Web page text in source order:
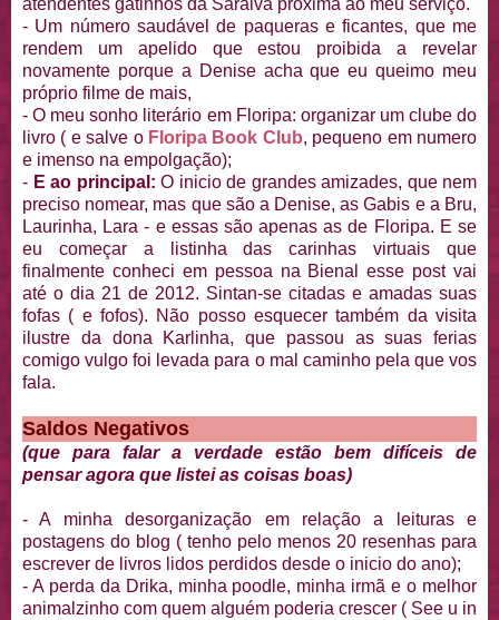
atendentes gatinhos da Saraiva próxima ao meu serviço.
- Um número saudável de paqueras e ficantes, que me
rendem um apelido que estou proibida a revelar
novamente porque a Denise acha que eu queimo meu
próprio filme de mais,
- O meu sonho literário em Floripa: organizar um clube do
livro ( e salve oFloripa Book Club, pequeno em numero
e imenso na empolgação);
- E ao principal: O inicio de grandes amizades, que nem
preciso nomear, mas que são a Denise, as Gabis e a Bru,
Laurinha, Lara - e essas são apenas as de Floripa. E se
eu começar a listinha das carinhas virtuais que
finalmente conheci em pessoa na Bienal esse post vai
até o dia 21 de 2012. Sintan-se citadas e amadas suas
fofas ( e fofos). Não posso esquecer também da visita
ilustre da dona Karlinha, que passou as suas ferias
comigo vulgo foi levada para o mal caminho pela que vos
fala.
Saldos Negativos
(que para falar a verdade estão bem difíceis de
pensar agora que listei as coisas boas)
- A minha desorganização em relação a leituras e
postagens do blog ( tenho pelo menos 20 resenhas para
escrever de livros lidos perdidos desde o inicio do ano);
- A perda da Drika, minha poodle, minha irmã e o melhor
animalzinho com quem alguém poderia crescer ( See u in